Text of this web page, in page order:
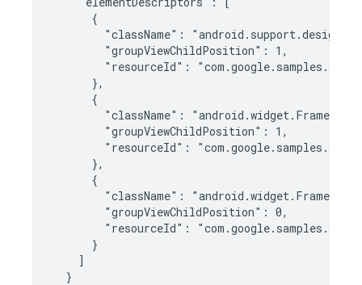
      {
"className":
        "groupViewChildPosition": 1,
"resourceId":
      },
      {
"className":
        "groupViewChildPosition": 1,
"resourceId":
      },
      {
"className":
        "groupViewChildPosition": 0,
"resourceId":
      }
    ]
  }